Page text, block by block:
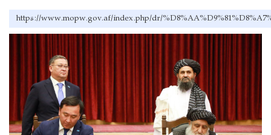
https://www.mopw.gov.af/index.php/dr/